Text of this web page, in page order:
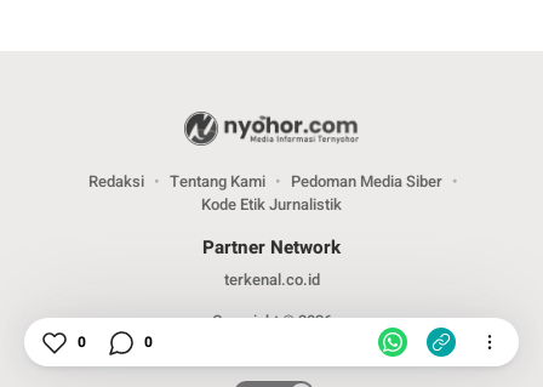
Redaksi Tentang Kami
Pedoman Media Siber
Kode Etik Jurnalistik
Partner Network
terkenal.co.id
Copyright © 2026
0 0